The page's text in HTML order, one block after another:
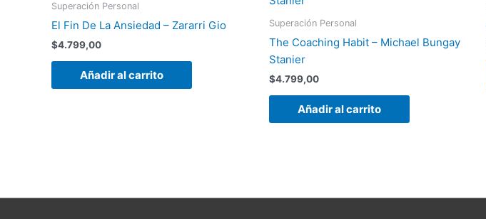
Superación Personal
El Fin De La Ansiedad – Zararri Gio
$4.799,00
Añadir al carrito
Superación Personal
The Coaching Habit – Michael Bungay
Stanier
$4.799,00
Añadir al carrito